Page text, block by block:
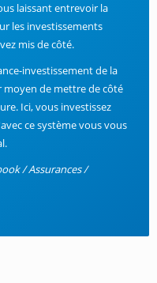
laissant entrevoir la
les investissements
mis de côté.
investissement de la
moyen de mettre de côté
Ici, vous investissez
ce système vous vous
/ Assurances /